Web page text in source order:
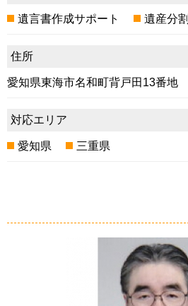
遺言書作成サポート 遺産分
住所
愛知県東海市名和町背戸田13番地
対応エリア
愛知県 三重県